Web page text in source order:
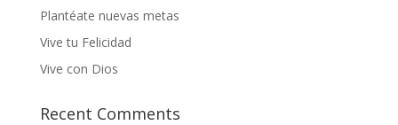
Plantéate nuevas metas
Vive tu Felicidad
Vive con Dios
Recent Comments